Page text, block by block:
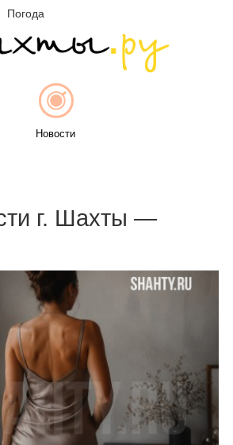
Погода
Новости
Афиша
Объявления
Каталог
Инфо
г. Шахты —